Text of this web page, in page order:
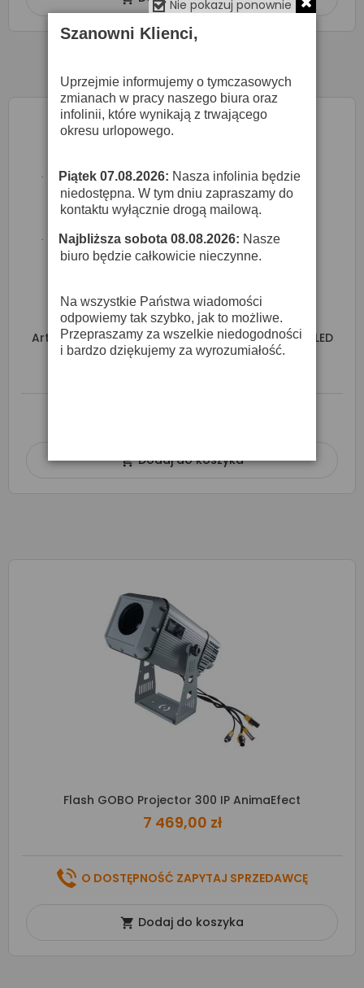
Artecta Image Spot 100 - Projektor GOBO 100W LED
11 318,00 zł
 Dodaj do koszyka
Flash GOBO Projector 300 IP AnimaEfect
7 469,00 zł
O DOSTĘPNOŚĆ ZAPYTAJ SPRZEDAWCĘ
 Dodaj do koszyka
Nie pokazuj ponownie
Szanowni Klienci,
Uprzejmie informujemy o tymczasowych
zmianach w pracy naszego biura oraz
infolinii, które wynikają z trwającego
okresu urlopowego.
· Piątek 07.08.2026: Nasza infolinia będzie
niedostępna. W tym dniu zapraszamy do
kontaktu wyłącznie drogą mailową.
· Najbliższa sobota 08.08.2026: Nasze
biuro będzie całkowicie nieczynne.
Na wszystkie Państwa wiadomości
odpowiemy tak szybko, jak to możliwe.
Przepraszamy za wszelkie niedogodności
i bardzo dziękujemy za wyrozumiałość.